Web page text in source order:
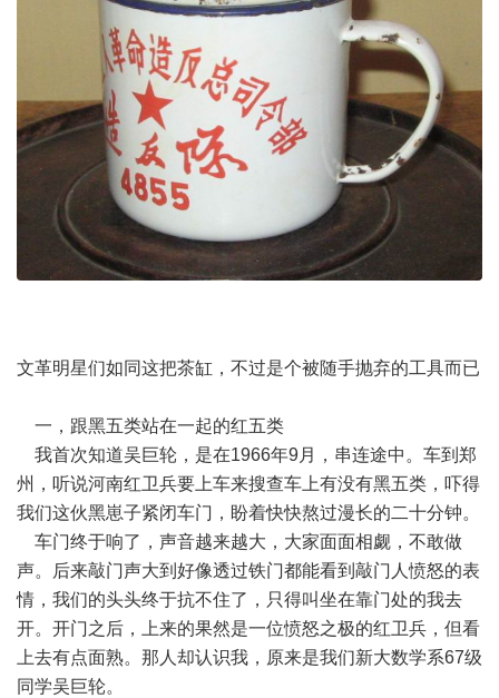
文革明星们如同这把茶缸，不过是个被随手抛弃的工具而已
一，跟黑五类站在一起的红五类
我首次知道吴巨轮，是在1966年9月，串连途中。车到郑
州，听说河南红卫兵要上车来搜查车上有没有黑五类，吓得
我们这伙黑崽子紧闭车门，盼着快快熬过漫长的二十分钟。
车门终于响了，声音越来越大，大家面面相觑，不敢做
声。后来敲门声大到好像透过铁门都能看到敲门人愤怒的表
情，我们的头头终于抗不住了，只得叫坐在靠门处的我去
开。开门之后，上来的果然是一位愤怒之极的红卫兵，但看
上去有点面熟。那人却认识我，原来是我们新大数学系67级
同学吴巨轮。